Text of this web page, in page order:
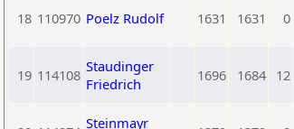
18 110970 Poelz Rudolf 1631 1631 0
19 114108 Staudinger
Friedrich
1696 1684 12
Steinmayr